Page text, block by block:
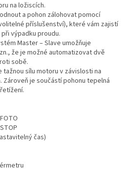
na ložiscích.
a pohon zálohovat pomocí
příslušenství), které vám zajistí
výpadku proudu.
Master – Slave umožňuje
že je možné automatizovat dvě
sobě.
sílu motoru v závislosti na
Zároveň je součástí pohonu tepelná
čas)